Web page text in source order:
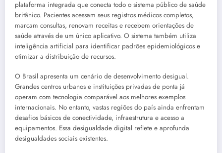
plataforma integrada que conecta todo o sistema público de saúde
britânico. Pacientes acessam seus registros médicos completos,
marcam consultas, renovam receitas e recebem orientações de
saúde através de um único aplicativo. O sistema também utiliza
inteligência artificial para identificar padrões epidemiológicos e
otimizar a distribuição de recursos.
O Brasil apresenta um cenário de desenvolvimento desigual.
Grandes centros urbanos e instituições privadas de ponta já
operam com tecnologia comparável aos melhores exemplos
internacionais. No entanto, vastas regiões do país ainda enfrentam
desafios básicos de conectividade, infraestrutura e acesso a
equipamentos. Essa desigualdade digital reflete e aprofunda
desigualdades sociais existentes.